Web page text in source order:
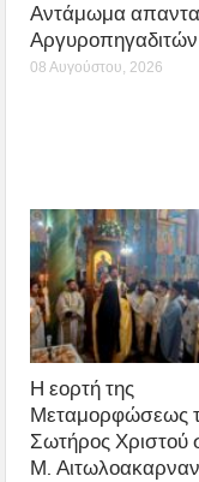
Αντάμωμα
Αργυροπηγαδιτών
08 Αυγούστου, 2026
Η εορτή της
Μεταμορφώσεως
Σωτήρος Χριστού
Μ.